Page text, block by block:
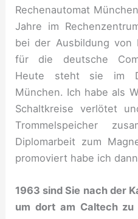
Rechenautomat
Jahre im
bei der Ausbildung von
für die deutsche
Heute steht sie im
München. Ich habe als
Schaltkreise verlötet
Trommelspeicher
Diplomarbeit zum
promoviert habe ich
1963 sind Sie nach der
um dort am Caltech zu